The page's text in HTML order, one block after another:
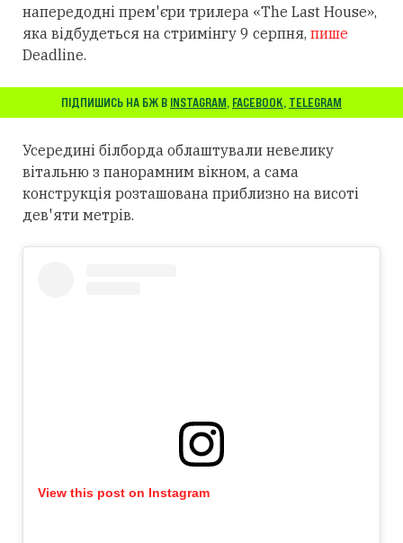
напередодні прем'єри трилера «The Last House»,
яка відбудеться на стримінгу 9 серпня, пише
Deadline.
ПІДПИШИСЬ НА БЖ В INSTAGRAM, FACEBOOK, TELEGRAM
Усередині білборда облаштували невелику
вітальню з панорамним вікном, а сама
конструкція розташована приблизно на висоті
дев'яти метрів.
View this post on Instagram